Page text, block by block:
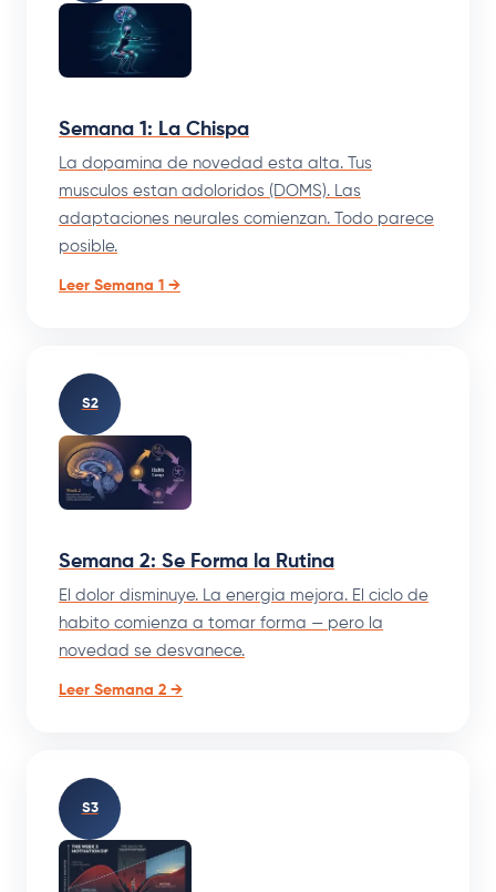
Semana 1: La Chispa
La dopamina de novedad esta alta. Tus
musculos estan adoloridos (DOMS). Las
adaptaciones neurales comienzan. Todo parece
posible.
Leer Semana 1 →
S2
Semana 2: Se Forma la Rutina
El dolor disminuye. La energia mejora. El ciclo de
habito comienza a tomar forma — pero la
novedad se desvanece.
Leer Semana 2 →
S3